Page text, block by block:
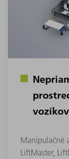
vozíkov
Manipulačné
LiftMaster,